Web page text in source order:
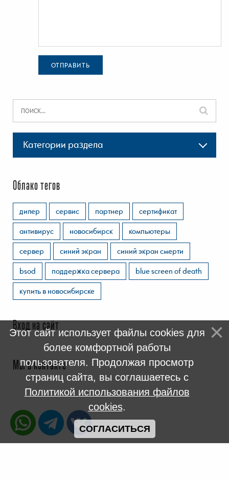
ОТПРАВИТЬ
Категории раздела
Облако тегов
дилер сервис партнер
сертификат
антивирус
новосибирск
компьютеры
сервер
синий экран
синий экран смерти
bsod
поддержка сервера
blue screen of death
купить в новосибирске
Вход на сайт
Мы в контакте
Этот сайт использует файлы cookies для
более комфортной работы
пользователя. Продолжая просмотр
страниц сайта, вы соглашаетесь с
Политикой использования файлов
cookies.
СОГЛАСИТЬСЯ